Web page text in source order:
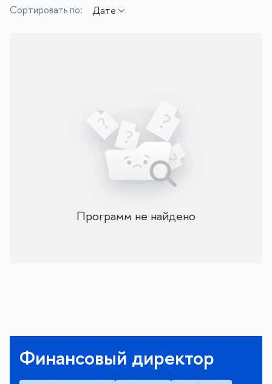
Сортировать по:
Программ не найдено
Финансовый директор